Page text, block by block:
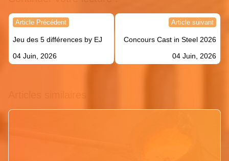
Navigation
l’article
Article Précédent
Jeu des 5 différences by EJ
04 Juin, 2026
Article suivant
Concours Cast in Steel 2026
04 Juin, 2026